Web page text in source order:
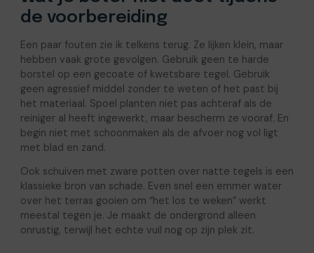
de voorbereiding
Een paar fouten zie ik telkens terug. Ze lijken klein, maar
hebben vaak grote gevolgen. Gebruik geen te harde
borstel op een gecoate of kwetsbare tegel. Gebruik
geen agressief middel zonder te weten of het past bij
het materiaal. Spoel planten niet pas achteraf als de
reiniger al heeft ingewerkt, maar bescherm ze vooraf. En
begin niet met schoonmaken als de afvoer nog vol ligt
met blad en zand.
Ook schuiven met zware potten over natte tegels is een
klassieke bron van schade. Even snel een emmer water
over het terras gooien om “het los te weken” werkt
meestal tegen je. Je maakt de ondergrond alleen
onrustig, terwijl het echte vuil nog op zijn plek zit.